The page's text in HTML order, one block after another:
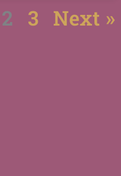
2 3 Next »